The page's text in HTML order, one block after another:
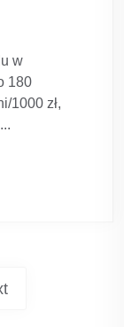
w
180
1000 zł,